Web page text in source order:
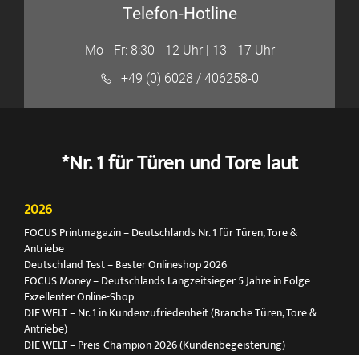
Telefon-Hotline
Mo - Fr: 8:30 - 12 Uhr | 13 - 17 Uhr
+49 (0) 6028 / 406258-0
*Nr. 1 für Türen und Tore laut
2026
FOCUS Printmagazin – Deutschlands Nr. 1 für Türen, Tore &
Antriebe
Deutschland Test – Bester Onlineshop 2026
FOCUS Money – Deutschlands Langzeitsieger 5 Jahre in Folge
Exzellenter Online-Shop
DIE WELT – Nr. 1 in Kundenzufriedenheit (Branche Türen, Tore &
Antriebe)
DIE WELT – Preis-Champion 2026 (Kundenbegeisterung)